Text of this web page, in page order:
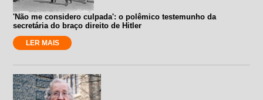
'Não me considero culpada': o polêmico testemunho da
secretária do braço direito de Hitler
LER MAIS